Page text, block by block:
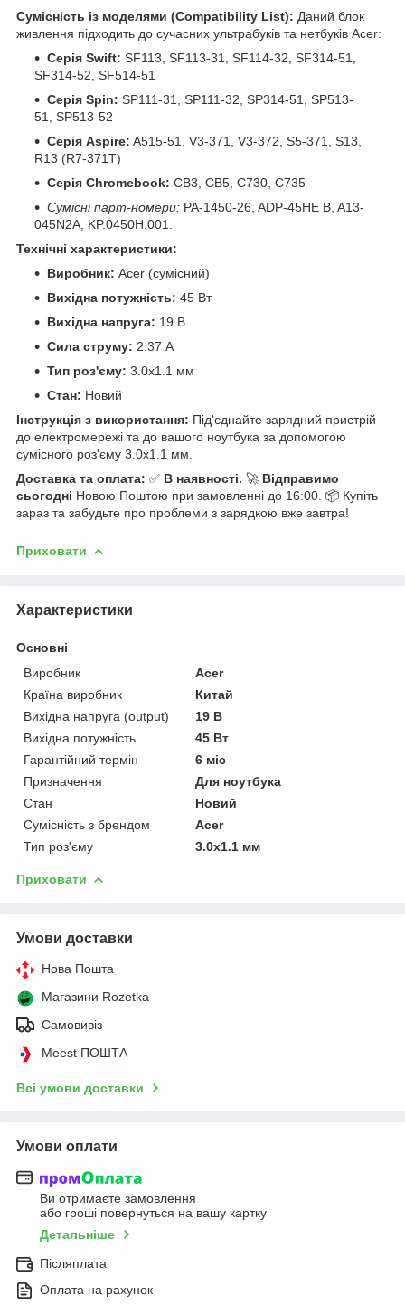
Сумісність із моделями (Compatibility List): Даний блок
живлення підходить до сучасних ультрабуків та нетбуків Acer:
Серія Swift: SF113, SF113-31, SF114-32, SF314-51,
SF314-52, SF514-51
Серія Spin: SP111-31, SP111-32, SP314-51, SP513-
51, SP513-52
Серія Aspire: A515-51, V3-371, V3-372, S5-371, S13,
R13 (R7-371T)
Серія Chromebook: CB3, CB5, C730, C735
Сумісні парт-номери: PA-1450-26, ADP-45HE B, A13-
045N2A, KP.0450H.001.
Технічні характеристики:
Виробник: Acer (сумісний)
Вихідна потужність: 45 Вт
Вихідна напруга: 19 В
Сила струму: 2.37 А
Тип роз'єму: 3.0x1.1 мм
Стан: Новий
Інструкція з використання: Під'єднайте зарядний пристрій
до електромережі та до вашого ноутбука за допомогою
сумісного роз'єму 3.0x1.1 мм.
Доставка та оплата: ✅ В наявності. 🚀 Відправимо
сьогодні Новою Поштою при замовленні до 16:00. 📦 Купіть
зараз та забудьте про проблеми з зарядкою вже завтра!
Приховати
Характеристики
Основні
Виробник
Acer
Країна виробник
Китай
Вихідна напруга (output)
19 В
Вихідна потужність
45 Вт
Гарантійний термін
6 міс
Призначення
Для ноутбука
Стан
Новий
Сумісність з брендом
Acer
Тип роз'єму
3.0x1.1 мм
Приховати
Умови доставки
Нова Пошта
Магазини Rozetka
Самовивіз
Meest ПОШТА
Всі умови доставки
Умови оплати
Ви отримаєте замовлення
або гроші повернуться на вашу картку
Детальніше
Післяплата
Оплата на рахунок